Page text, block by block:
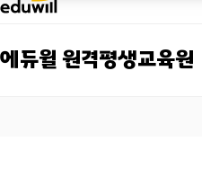
에듀윌 원격평생교육원